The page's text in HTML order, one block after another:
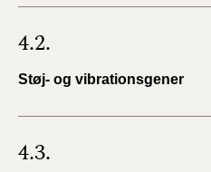
4.2.
Støj- og vibrationsgener
4.3.